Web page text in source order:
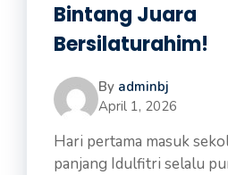
Bintang Juara
Bersilaturahim!
By adminbj
April 1, 2026
Hari pertama masuk
panjang Idulfitri selalu